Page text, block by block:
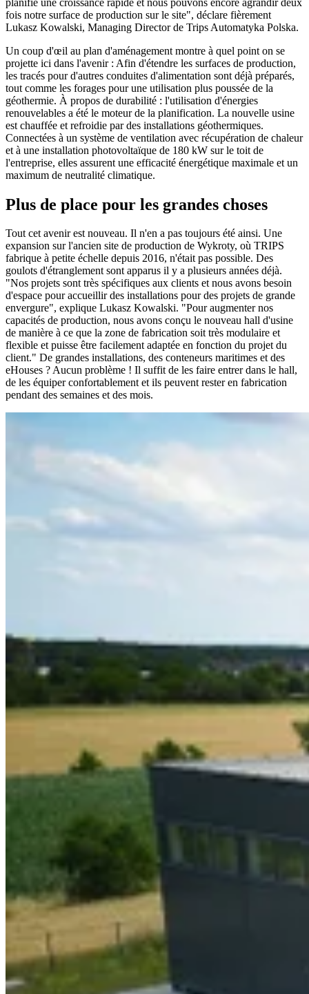
fois notre surface de production sur le site", déclare fièrement
Lukasz Kowalski, Managing Director de Trips Automatyka Polska.
Un coup d'œil au plan d'aménagement montre à quel point on se
projette ici dans l'avenir : Afin d'étendre les surfaces de production,
les tracés pour d'autres conduites d'alimentation sont déjà préparés,
tout comme les forages pour une utilisation plus poussée de la
géothermie. À propos de durabilité : l'utilisation d'énergies
renouvelables a été le moteur de la planification. La nouvelle usine
est chauffée et refroidie par des installations géothermiques.
Connectées à un système de ventilation avec récupération de chaleur
et à une installation photovoltaïque de 180 kW sur le toit de
l'entreprise, elles assurent une efficacité énergétique maximale et un
maximum de neutralité climatique.
Plus de place pour les grandes choses
Tout cet avenir est nouveau. Il n'en a pas toujours été ainsi. Une
expansion sur l'ancien site de production de Wykroty, où TRIPS
fabrique à petite échelle depuis 2016, n'était pas possible. Des
goulots d'étranglement sont apparus il y a plusieurs années déjà.
"Nos projets sont très spécifiques aux clients et nous avons besoin
d'espace pour accueillir des installations pour des projets de grande
envergure", explique Lukasz Kowalski. "Pour augmenter nos
capacités de production, nous avons conçu le nouveau hall d'usine
de manière à ce que la zone de fabrication soit très modulaire et
flexible et puisse être facilement adaptée en fonction du projet du
client." De grandes installations, des conteneurs maritimes et des
eHouses ? Aucun problème ! Il suffit de les faire entrer dans le hall,
de les équiper confortablement et ils peuvent rester en fabrication
pendant des semaines et des mois.